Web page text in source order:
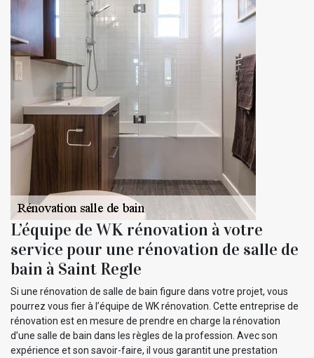
L’équipe de WK rénovation à votre
service pour une rénovation de salle de
bain à Saint Regle
Si une rénovation de salle de bain figure dans votre projet, vous
pourrez vous fier à l’équipe de WK rénovation. Cette entreprise de
rénovation est en mesure de prendre en charge la rénovation
d’une salle de bain dans les règles de la profession. Avec son
expérience et son savoir-faire, il vous garantit une prestation